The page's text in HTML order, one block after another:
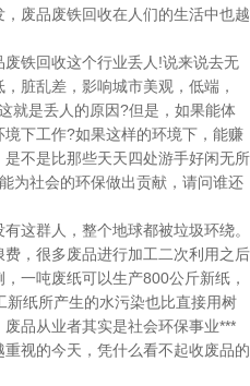
废品废铁回收在人们的生活中也越
铁回收这个行业丢人!说来说去无
脏乱差，影响城市美观，低端，
就是丢人的原因?但是，如果能体
下工作?如果这样的环境下，能赚
不是比那些天天四处游手好闲无所
为社会的环保做出贡献，请问谁还
这群人，整个地球都被垃圾环绕。
，很多废品进行加工二次利用之后
一吨废纸可以生产800公斤新纸，
纸所产生的水污染也比直接用树
品从业者其实是社会环保事业***
视的今天，凭什么看不起收废品的